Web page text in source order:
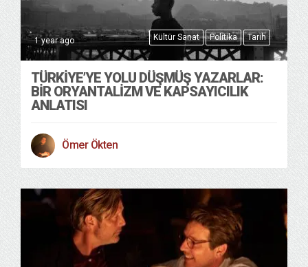
Kültür Sanat Politika Tarih
1 year ago
TÜRKIYE’YE YOLU DÜŞMÜŞ YAZARLAR:
BIR ORYANTALIZM VE KAPSAYICILIK
ANLATISI
Ömer Ökten